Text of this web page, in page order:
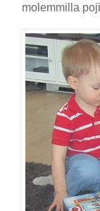
molemmilla